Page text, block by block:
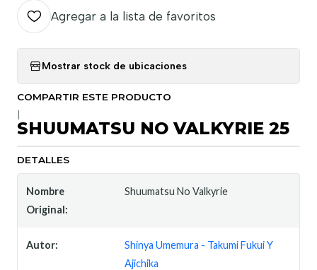
Agregar a la lista de favoritos
Mostrar stock de ubicaciones
COMPARTIR ESTE PRODUCTO
SHUUMATSU NO VALKYRIE 25
DETALLES
Nombre
Original:
Shuumatsu No Valkyrie
Autor:
Shinya Umemura - Takumi Fukui Y
Ajichika